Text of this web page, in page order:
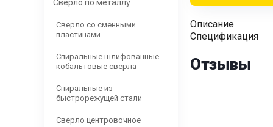
Сверло по металлу
Сверло со сменными
пластинами
Спиральные шлифованные
кобальтовые сверла
Спиральные из
быстрорежущей стали
Сверло центровочное
Описание
Спецификация
Отзывы